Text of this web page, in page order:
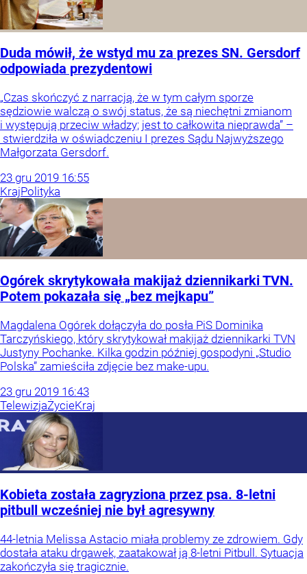
Duda mówił, że wstyd mu za prezes SN. Gersdorf
odpowiada prezydentowi
„Czas skończyć z narracją, że w tym całym sporze
sędziowie walczą o swój status, że są niechętni zmianom
i występują przeciw władzy; jest to całkowita nieprawda” –
stwierdziła w oświadczeniu I prezes Sądu Najwyższego
Małgorzata Gersdorf.
23 gru 2019 16:55
KrajPolityka
Ogórek skrytykowała makijaż dziennikarki TVN.
Potem pokazała się „bez mejkapu”
Magdalena Ogórek dołączyła do posła PiS Dominika
Tarczyńskiego, który skrytykował makijaż dziennikarki TVN
Justyny Pochanke. Kilka godzin później gospodyni „Studio
Polska” zamieściła zdjęcie bez make-upu.
23 gru 2019 16:43
TelewizjaŻycieKraj
Kobieta została zagryziona przez psa. 8-letni
pitbull wcześniej nie był agresywny
44-letnia Melissa Astacio miała problemy ze zdrowiem. Gdy
dostała ataku drgawek, zaatakował ją 8-letni Pitbull. Sytuacja
zakończyła się tragicznie.